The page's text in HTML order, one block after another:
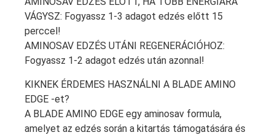
VÁGYSZ: Fogyassz 1-3 adagot edzés előtt 15
perccel!
AMINOSAV EDZÉS UTÁNI REGENERÁCIÓHOZ:
Fogyassz 1-2 adagot edzés után azonnal!
KIKNEK ÉRDEMES HASZNÁLNI A BLADE AMINO
EDGE -et?
A BLADE AMINO EDGE egy aminosav formula,
amelyet az edzés során a kitartás támogatására és